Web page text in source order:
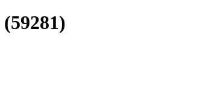
(59281)